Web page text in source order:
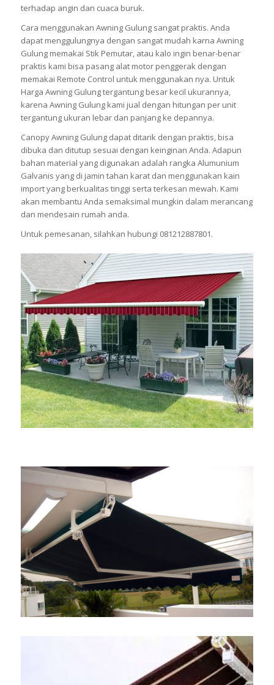
terhadap angin dan cuaca buruk.
Cara menggunakan Awning Gulung sangat praktis. Anda
dapat menggulungnya dengan sangat mudah karna Awning
Gulung memakai Stik Pemutar, atau kalo ingin benar-benar
praktis kami bisa pasang alat motor penggerak dengan
memakai Remote Control untuk menggunakan nya. Untuk
Harga Awning Gulung tergantung besar kecil ukurannya,
karena Awning Gulung kami jual dengan hitungan per unit
tergantung ukuran lebar dan panjang ke depannya.
Canopy Awning Gulung dapat ditarik dengan praktis, bisa
dibuka dan ditutup sesuai dengan keinginan Anda. Adapun
bahan material yang digunakan adalah rangka Alumunium
Galvanis yang di jamin tahan karat dan menggunakan kain
import yang berkualitas tinggi serta terkesan mewah. Kami
akan membantu Anda semaksimal mungkin dalam merancang
dan mendesain rumah anda.
Untuk pemesanan, silahkan hubungi 081212887801.